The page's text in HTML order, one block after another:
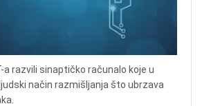
a razvili sinaptičko računalo koje u
način razmišljanja što ubrzava